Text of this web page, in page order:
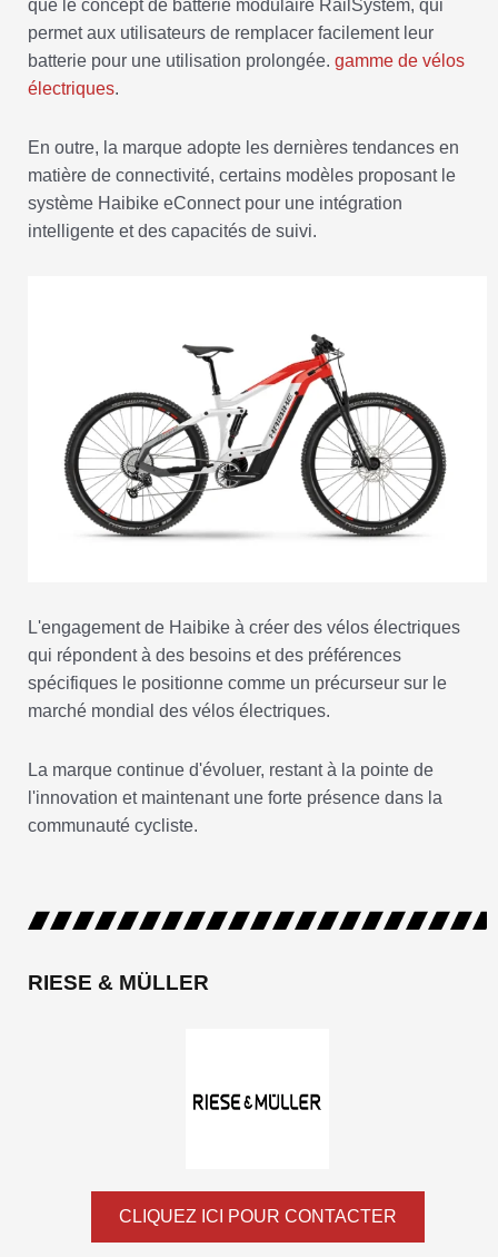
que le concept de batterie modulaire RailSystem, qui
permet aux utilisateurs de remplacer facilement leur
batterie pour une utilisation prolongée. gamme de vélos
électriques.
En outre, la marque adopte les dernières tendances en
matière de connectivité, certains modèles proposant le
système Haibike eConnect pour une intégration
intelligente et des capacités de suivi.
L'engagement de Haibike à créer des vélos électriques
qui répondent à des besoins et des préférences
spécifiques le positionne comme un précurseur sur le
marché mondial des vélos électriques.
La marque continue d'évoluer, restant à la pointe de
l'innovation et maintenant une forte présence dans la
communauté cycliste.
RIESE & MÜLLER
CLIQUEZ ICI POUR CONTACTER